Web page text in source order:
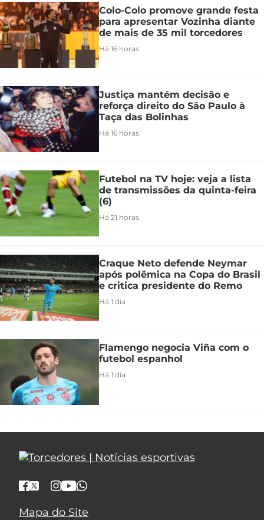
Colo-Colo promove grande festa
para apresentar Vozinha diante
de mais de 35 mil torcedores
Há 16 horas
Justiça mantém decisão e
reforça direito do São Paulo à
Taça das Bolinhas
Há 16 horas
Futebol na TV hoje: veja a lista
de transmissões da quinta-feira
(6)
Há 21 horas
Craque Neto defende Neymar
após polêmica na Copa do Brasil
e critica presidente do Remo
Há 1 dia
Flamengo negocia Viña com o
futebol espanhol
Há 1 dia
Mapa do Site